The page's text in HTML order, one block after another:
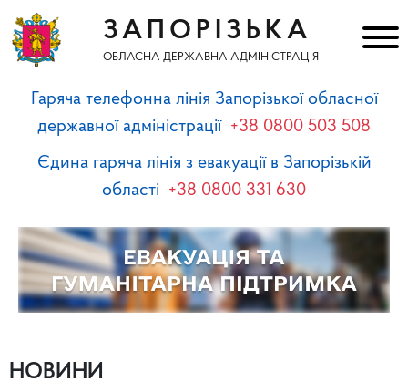
ЗАПОРІЗЬКА
ОБЛАСНА ДЕРЖАВНА АДМІНІСТРАЦІЯ
Гаряча телефонна лінія Запорізької обласної
державної адміністрації +38 0800 503 508
Єдина гаряча лінія з евакуації в Запорізькій
області +38 0800 331 630
НОВИНИ